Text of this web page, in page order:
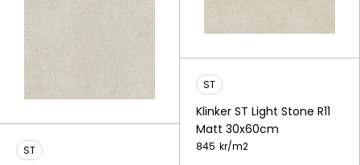
ST
ST
Klinker ST Light Stone R11
Matt 30x60cm
845 kr/m2